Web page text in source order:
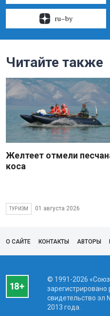
ru–by
Читайте также
Желтеет отмели
коса
ТУРИЗМ 01 августа 2026
О САЙТЕ КОНТАКТЫ АВТОРЫ
© 1991-2026
свидетельство эл
2013 года.